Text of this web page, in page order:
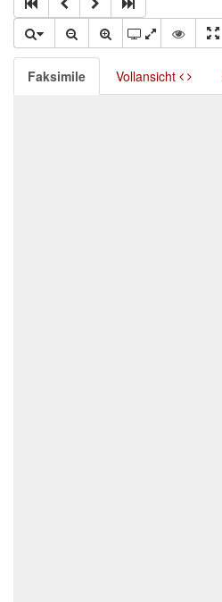
Faksimile Vollansicht